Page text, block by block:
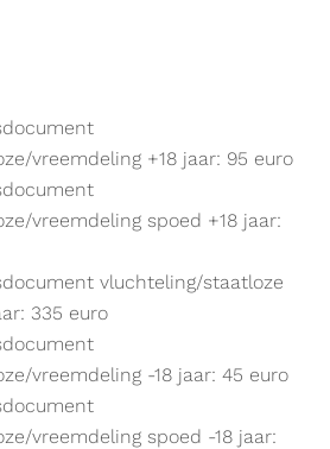
vreemdeling +18 jaar: 95 euro
vreemdeling spoed +18 jaar:
vluchteling/staatloze
335 euro
vreemdeling -18 jaar: 45 euro
vreemdeling spoed -18 jaar: